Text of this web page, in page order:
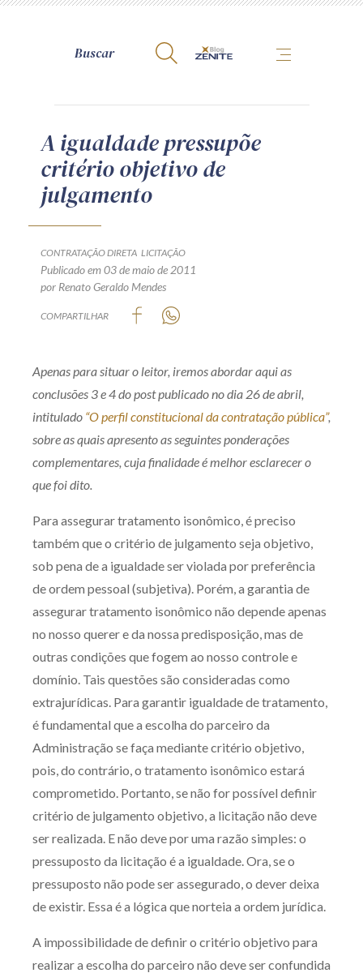
A Zênite
Como publicar conosco
Site da Zênite
Termos de uso
Política de Privacidade
Guia de Direitos dos Titulares de Dados
Encarregado (contato)
Produtos e serviços
Zênite Fácil IA
Zênite Play
Orientação por Escrito
Capacitação
Zênite Online
Eventos presenciais
Zênite in Company
Diferenciais
Receba por RSS
Av. Sete de Setembro, 4698
Batel Curitiba/PR CEP80240-000
Telefone (41) 2109-8666
Whatsapp (41) 98881-6616
A igualdade pressupõe
critério objetivo de
julgamento
CONTRATAÇÃO DIRETA LICITAÇÃO
Publicado em 03 de maio de 2011
por Renato Geraldo Mendes
COMPARTILHAR
Apenas para situar o leitor, iremos abordar aqui as
conclusões 3 e 4 do post publicado no dia 26 de abril,
intitulado “O perfil constitucional da contratação pública”,
sobre as quais apresento as seguintes ponderações
complementares, cuja finalidade é melhor esclarecer o
que foi dito.
Para assegurar tratamento isonômico, é preciso
também que o critério de julgamento seja objetivo,
sob pena de a igualdade ser violada por preferência
de ordem pessoal (subjetiva). Porém, a garantia de
assegurar tratamento isonômico não depende apenas
no nosso querer e da nossa predisposição, mas de
outras condições que fogem ao nosso controle e
domínio. Tais questões são consideradas como
extrajurídicas. Para garantir igualdade de tratamento,
é fundamental que a escolha do parceiro da
Administração se faça mediante critério objetivo,
pois, do contrário, o tratamento isonômico estará
comprometido. Portanto, se não for possível definir
critério de julgamento objetivo, a licitação não deve
ser realizada. E não deve por uma razão simples: o
pressuposto da licitação é a igualdade. Ora, se o
pressuposto não pode ser assegurado, o dever deixa
de existir. Essa é a lógica que norteia a ordem jurídica.
A impossibilidade de definir o critério objetivo para
realizar a escolha do parceiro não deve ser confundida